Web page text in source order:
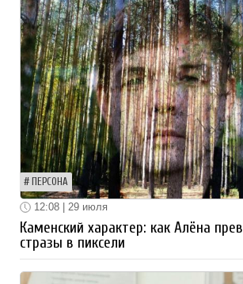
ПЕРСОНА
12:08 | 29 июля
Каменский характер: как Алёна
стразы в пиксели